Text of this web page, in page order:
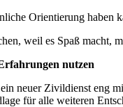
Orientierung
weil es Spaß macht,
nutzen
neuer Zivildienst eng
für alle weiteren